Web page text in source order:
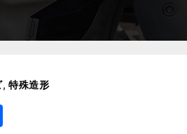
, 特殊造形